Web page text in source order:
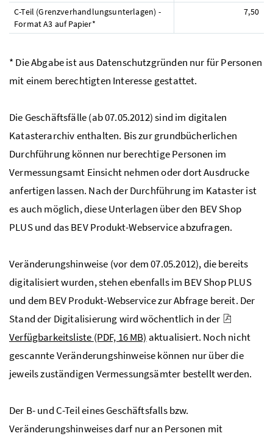
C-Teil (Grenzverhandlungsunterlagen) -
Format A3 auf Papier*
7,50
* Die Abgabe ist aus Datenschutzgründen nur für Personen
mit einem berechtigten Interesse gestattet.
Die Geschäftsfälle (ab 07.05.2012) sind im digitalen
Katasterarchiv enthalten. Bis zur grundbücherlichen
Durchführung können nur berechtige Personen im
Vermessungsamt Einsicht nehmen oder dort Ausdrucke
anfertigen lassen. Nach der Durchführung im Kataster ist
es auch möglich, diese Unterlagen über den BEV Shop
PLUS und das BEV Produkt-Webservice abzufragen.
Veränderungshinweise (vor dem 07.05.2012), die bereits
digitalisiert wurden, stehen ebenfalls im BEV Shop PLUS
und dem BEV Produkt-Webservice zur Abfrage bereit. Der
Stand der Digitalisierung wird wöchentlich in der
Verfügbarkeitsliste (PDF, 16 MB) aktualisiert. Noch nicht
gescannte Veränderungshinweise können nur über die
jeweils zuständigen Vermessungsämter bestellt werden.
Der B- und C-Teil eines Geschäftsfalls bzw.
Veränderungshinweises darf nur an Personen mit